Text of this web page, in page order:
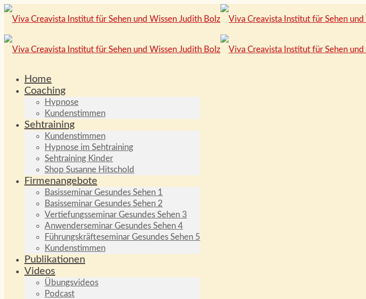
Home
Coaching
Hypnose
Kundenstimmen
Sehtraining
Kundenstimmen
Hypnose im Sehtraining
Sehtraining Kinder
Shop Susanne Hitschold
Firmenangebote
Basisseminar Gesundes Sehen 1
Basisseminar Gesundes Sehen 2
Vertiefungsseminar Gesundes Sehen 3
Anwenderseminar Gesundes Sehen 4
Führungskräfteseminar Gesundes Sehen 5
Kundenstimmen
Publikationen
Videos
Übungsvideos
Podcast